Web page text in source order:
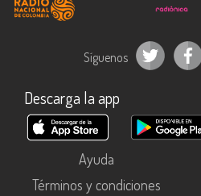
Síguenos
Descarga la app
Ayuda
Términos y condiciones